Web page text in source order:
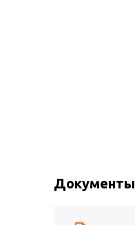
Документы